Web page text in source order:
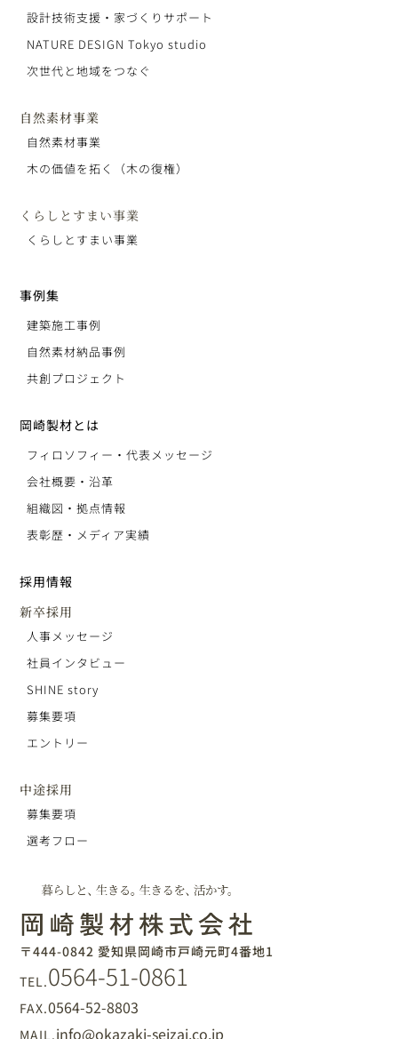
設計技術支援・家づくりサポート
NATURE DESIGN Tokyo studio
次世代と地域をつなぐ
自然素材事業
自然素材事業
木の価値を拓く（木の復権）
くらしとすまい事業
くらしとすまい事業
事例集
建築施工事例
自然素材納品事例
共創プロジェクト
岡崎製材とは
フィロソフィー・代表メッセージ
会社概要・沿革
組織図・拠点情報
表彰歴・メディア実績
採用情報
新卒採用
人事メッセージ
社員インタビュー
SHINE story
募集要項
エントリー
中途採用
募集要項
選考フロー
〒444-0842 愛知県岡崎市戸崎元町4番地1
TEL.0564-51-0861
FAX.0564-52-8803
MAIL.info@okazaki-seizai.co.jp